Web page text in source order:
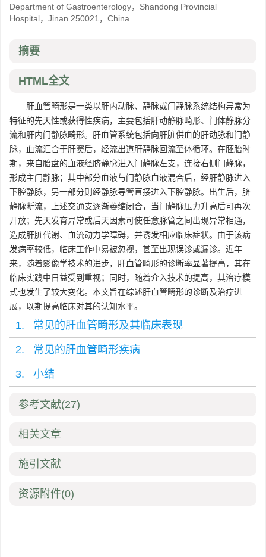
Department of Gastroenterology，Shandong Provincial
Hospital，Jinan 250021，China
摘要
HTML全文
肝血管畸形是一类以肝内动脉、静脉或门静脉系统结构异常为
特征的先天性或获得性疾病，主要包括肝动静脉畸形、门体静脉分
流和肝内门静脉畸形。肝血管系统包括向肝脏供血的肝动脉和门静
脉，血流汇合于肝窦后，经流出道肝静脉回流至体循环。在胚胎时
期，来自胎盘的血液经脐静脉进入门静脉左支，连接右侧门静脉，
形成主门静脉；其中部分血液与门静脉血液混合后，经肝静脉进入
下腔静脉，另一部分则经静脉导管直接进入下腔静脉。出生后，脐
静脉断流，上述交通支逐渐萎缩闭合，当门静脉压力升高后可再次
开放；先天发育异常或后天因素可使任意脉管之间出现异常相通，
造成肝脏代谢、血流动力学障碍，并诱发相应临床症状。由于该病
发病率较低，临床工作中易被忽视，甚至出现误诊或漏诊。近年
来，随着影像学技术的进步，肝血管畸形的诊断率显著提高，其在
临床实践中日益受到重视；同时，随着介入技术的提高，其治疗模
式也发生了较大变化。本文旨在综述肝血管畸形的诊断及治疗进
展，以期提高临床对其的认知水平。
1. 常见的肝血管畸形及其临床表现
2. 常见的肝血管畸形疾病
3. 小结
参考文献(27)
相关文章
施引文献
资源附件(0)